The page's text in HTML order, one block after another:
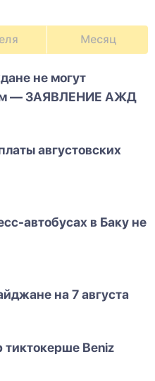
Месяц
не могут
— ЗАЯВЛЕНИЕ АЖД
августовских
автобусах в Баку не
на 7 августа
тиктокерше Beniz